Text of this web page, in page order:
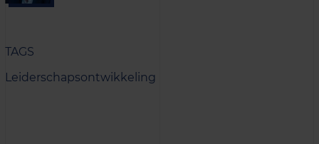
TAGS
Leiderschapsontwikkeling